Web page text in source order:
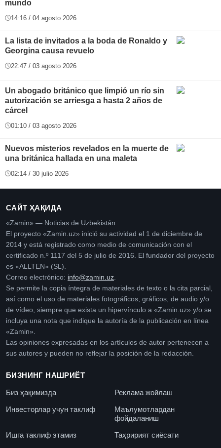
mundo
14:16 / 04 agosto 2026
La lista de invitados a la boda de Ronaldo y
Georgina causa revuelo
22:47 / 03 agosto 2026
Un abogado británico que limpió un río sin
autorización se arriesga a hasta 2 años de
cárcel
01:10 / 03 agosto 2026
Nuevos misterios revelados en la muerte de
una británica hallada en una maleta
02:14 / 30 julio 2026
САЙТ ҲАҚИДА
«Zamin» — Noticias de Uzbekistán.
El proyecto «Zamin.uz» inició su actividad el 1 de diciembre de
2014 y está registrado como medio de comunicación con el
certificado n.º 1117 del 5 de julio de 2016. El fundador del proyecto
es «ALLTEN» (SL).
Correo electrónico: info@zamin.uz
Se permite la copia íntegra de materiales de texto o la cita parcial,
así como el uso de materiales fotográficos, gráficos, de audio y/o
de vídeo, siempre que exista un hipervínculo a «Zamin.uz» y/o se
incluya una nota que indique la autoría de la publicación en línea
«Zamin».
Las opiniones expresadas en los artículos de autor pertenecen a
sus autores y pueden no reflejar la posición de la redacción.
БИЗНИНГ НАШРИЁТ
Биз ҳақимизда
Реклама жойлаш
Инвесторлар учун таклиф
Маълумотлардан
фойдаланиш
Ишга таклиф этамиз
Таҳририят сиёсати